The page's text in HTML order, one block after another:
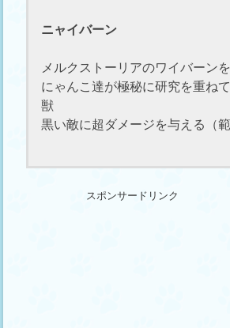
ニャイバーン
メルクストーリアのワイバーン
にゃんこ達が極秘に研究を重ね
獣
黒い敵に超ダメージを与える（範
スポンサードリンク